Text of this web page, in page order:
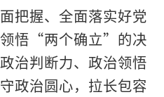
把握、全面落实好党
悟“两个确立”的决
治判断力、政治领悟
政治圆心，拉长包容